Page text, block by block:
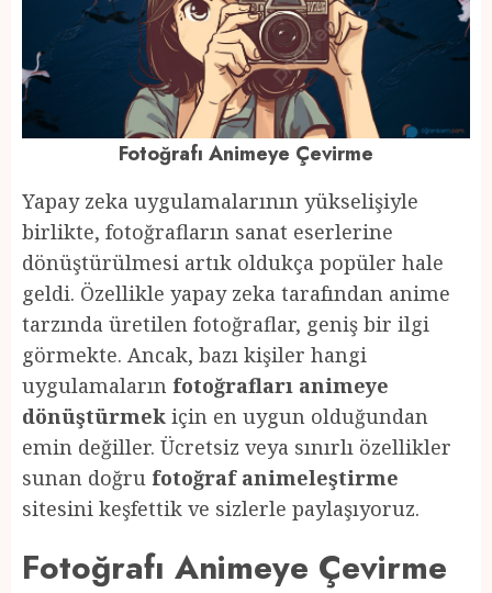
Fotoğrafı Animeye Çevirme
Yapay zeka uygulamalarının yükselişiyle
birlikte, fotoğrafların sanat eserlerine
dönüştürülmesi artık oldukça popüler hale
geldi. Özellikle yapay zeka tarafından anime
tarzında üretilen fotoğraflar, geniş bir ilgi
görmekte. Ancak, bazı kişiler hangi
uygulamaların fotoğrafları animeye
dönüştürmek için en uygun olduğundan
emin değiller. Ücretsiz veya sınırlı özellikler
sunan doğru fotoğraf animeleştirme
sitesini keşfettik ve sizlerle paylaşıyoruz.
Fotoğrafı Animeye Çevirme